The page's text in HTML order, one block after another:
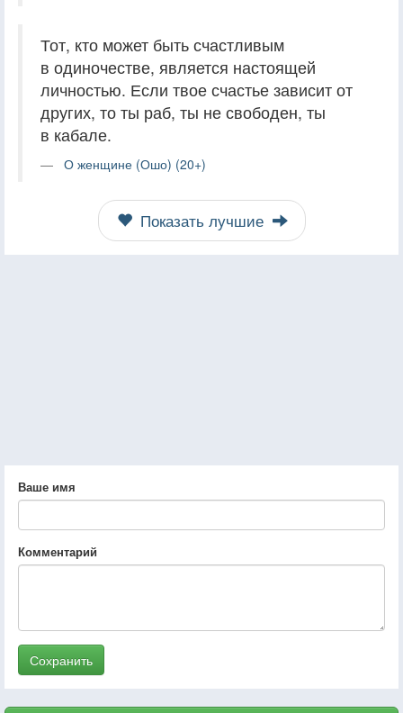
Тот, кто может быть счастливым
в одиночестве, является настоящей
личностью. Если твое счастье зависит от
других, то ты раб, ты не свободен, ты
в кабале.
О женщине (Ошо) (20+)
Показать лучшие
Ваше имя
Комментарий
Сохранить